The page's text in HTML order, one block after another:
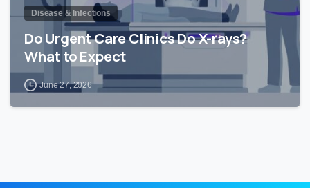
Disease & Infections
Do Urgent Care Clinics Do X-rays?
What to Expect
June 27, 2026